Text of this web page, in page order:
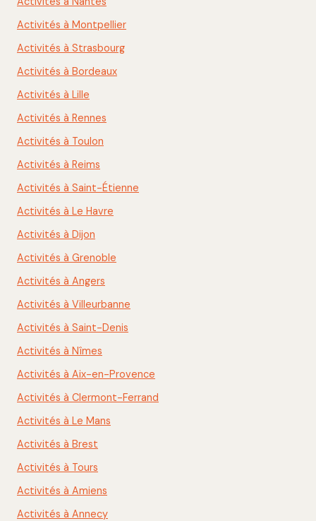
Activités à Montpellier
Activités à Strasbourg
Activités à Bordeaux
Activités à Lille
Activités à Rennes
Activités à Toulon
Activités à Reims
Activités à Saint-Étienne
Activités à Le Havre
Activités à Dijon
Activités à Grenoble
Activités à Angers
Activités à Villeurbanne
Activités à Saint-Denis
Activités à Nîmes
Activités à Aix-en-Provence
Activités à Clermont-Ferrand
Activités à Le Mans
Activités à Brest
Activités à Tours
Activités à Amiens
Activités à Annecy